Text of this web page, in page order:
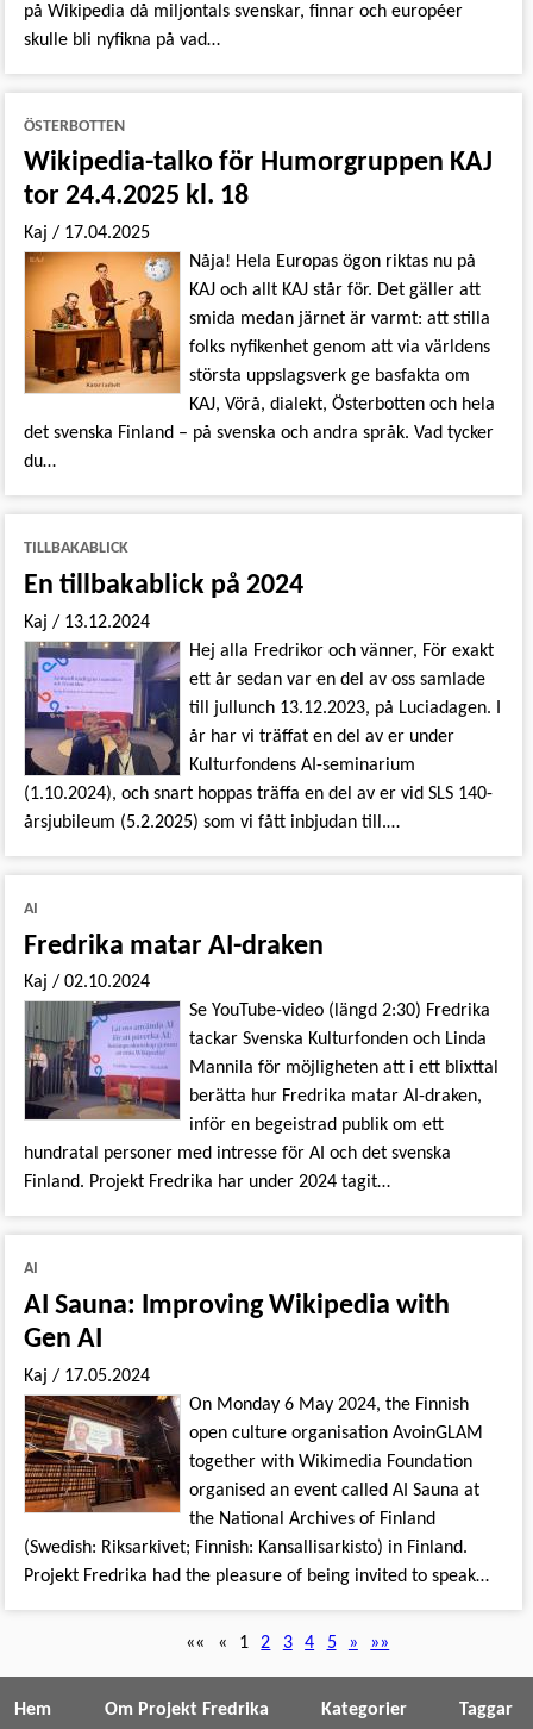
på Wikipedia då miljontals svenskar, finnar och européer
skulle bli nyfikna på vad…
ÖSTERBOTTEN
Wikipedia-talko för Humorgruppen KAJ
tor 24.4.2025 kl. 18
Kaj/ 17.04.2025
Nåja! Hela Europas ögon riktas nu på
KAJ och allt KAJ står för. Det gäller att
smida medan järnet är varmt: att stilla
folks nyfikenhet genom att via världens
största uppslagsverk ge basfakta om
KAJ, Vörå, dialekt, Österbotten och hela
det svenska Finland – på svenska och andra språk. Vad tycker
du…
TILLBAKABLICK
En tillbakablick på 2024
Kaj/ 13.12.2024
Hej alla Fredrikor och vänner, För exakt
ett år sedan var en del av oss samlade
till jullunch 13.12.2023, på Luciadagen. I
år har vi träffat en del av er under
Kulturfondens AI-seminarium
(1.10.2024), och snart hoppas träffa en del av er vid SLS 140-
årsjubileum (5.2.2025) som vi fått inbjudan till.…
AI
Fredrika matar AI-draken
Kaj/02.10.2024
Se YouTube-video (längd 2:30) Fredrika
tackar Svenska Kulturfonden och Linda
Mannila för möjligheten att i ett blixttal
berätta hur Fredrika matar AI-draken,
inför en begeistrad publik om ett
hundratal personer med intresse för AI och det svenska
Finland. Projekt Fredrika har under 2024 tagit…
AI
AI Sauna: Improving Wikipedia with
Gen AI
Kaj/ 17.05.2024
On Monday 6 May 2024, the Finnish
open culture organisation AvoinGLAM
together with Wikimedia Foundation
organised an event called AI Sauna at
the National Archives of Finland
(Swedish: Riksarkivet; Finnish: Kansallisarkisto) in Finland.
Projekt Fredrika had the pleasure of being invited to speak…
«« « 1 2 3 4 5 » »»
Hem Om Projekt Fredrika Kategorier Taggar